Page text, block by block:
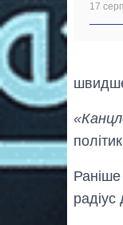
17
радіус